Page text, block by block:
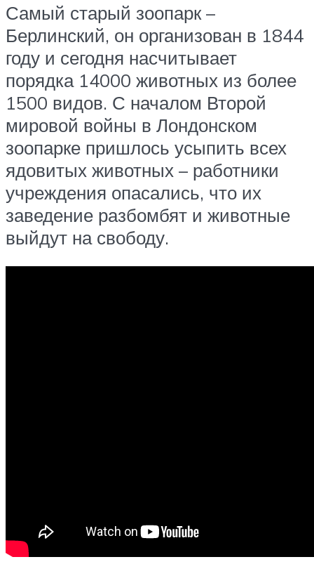
Самый старый зоопарк –
Берлинский, он организован в 1844
году и сегодня насчитывает
порядка 14000 животных из более
1500 видов. С началом Второй
мировой войны в Лондонском
зоопарке пришлось усыпить всех
ядовитых животных – работники
учреждения опасались, что их
заведение разбомбят и животные
выйдут на свободу.